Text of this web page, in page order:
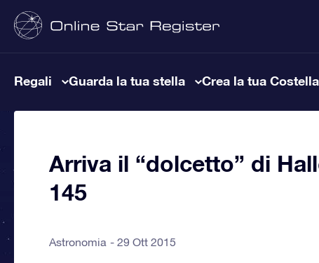
Regali Guarda la tua stella Crea la tua
Arriva il “dolcetto” di
145
Astronomia 29 Ott 2015